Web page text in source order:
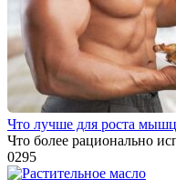
Что лучше для роста
Что более рационально
0295